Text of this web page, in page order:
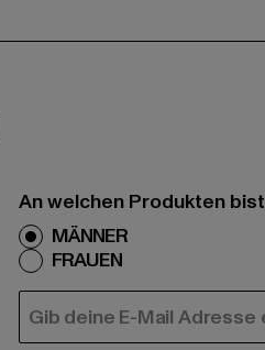
An welchen Produkten
MÄNNER
FRAUEN
E-MAIL